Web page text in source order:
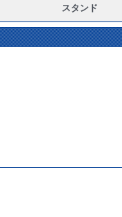
スタンド